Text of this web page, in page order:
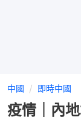
中國 即時中國
疫情｜內